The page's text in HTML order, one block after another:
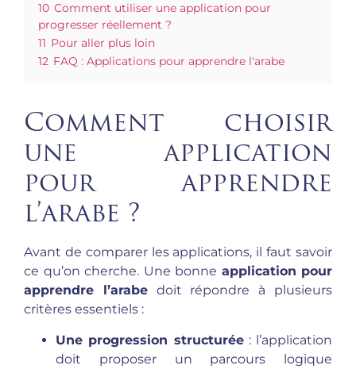
10 Comment utiliser une application pour
progresser réellement ?
11 Pour aller plus loin
12 FAQ : Applications pour apprendre l'arabe
Comment choisir
une application
pour apprendre
l’arabe ?
Avant de comparer les applications, il faut savoir
ce qu’on cherche. Une bonne application pour
apprendre l’arabedoit répondre à plusieurs
critères essentiels :
Une progression structurée: l’application
doit proposer un parcours logique